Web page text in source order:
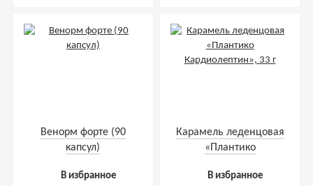
Венорм форте (90
капсул)
В избранное
Карамель леденцовая
«Плантико
В избранное